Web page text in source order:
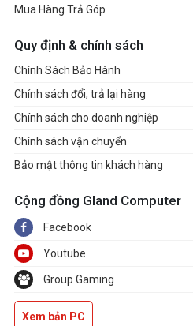
Mua Hàng Trả Góp
Quy định & chính sách
Chính Sách Bảo Hành
Chính sách đổi, trả lại hàng
Chính sách cho doanh nghiệp
Chính sách vận chuyển
Bảo mật thông tin khách hàng
Cộng đồng Gland Computer
Facebook
Youtube
Group Gaming
Xem bản PC